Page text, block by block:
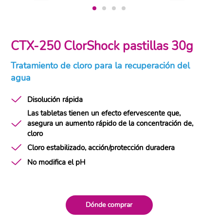
CTX-250 ClorShock pastillas 30g
Tratamiento de cloro para la recuperación del
agua
Disolución rápida
Las tabletas tienen un efecto efervescente que,
asegura un aumento rápido de la concentración de,
cloro
Cloro estabilizado, acción/protección duradera
No modifica el pH
Dónde comprar